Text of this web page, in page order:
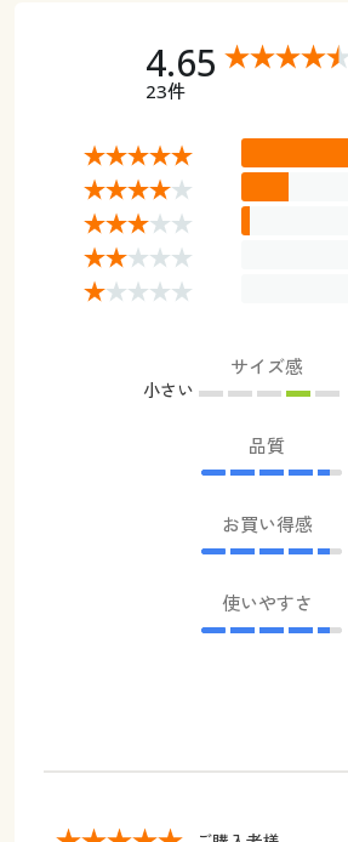
4.65
23件
サイズ感
小さい
品質
お買い得感
使いやすさ